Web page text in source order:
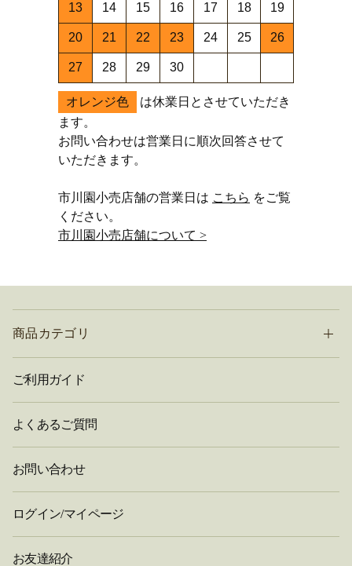
13 14 15 16 17 18 19
20 21 22 23 24 25 26
27 28 29 30
オレンジ色
は休業日とさせていただき
ます。
お問い合わせは営業日に順次回答させて
いただきます。
市川園小売店舗の営業日は こちら をご覧
ください。
市川園小売店舗について >
商品カテゴリ
ご利用ガイド
よくあるご質問
お問い合わせ
ログイン/マイページ
お友達紹介